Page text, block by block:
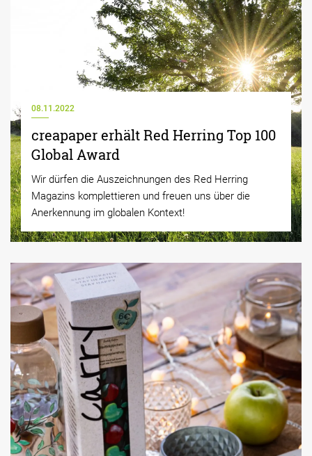
08.11.2022
creapaper erhält Red Herring Top 100
Global Award
Wir dürfen die Auszeichnungen des Red Herring
Magazins komplettieren und freuen uns über die
Anerkennung im globalen Kontext!